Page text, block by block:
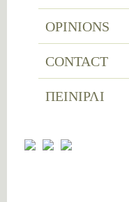
OPINIONS
CONTACT
ΠΕΙΝΙΡΛΙ